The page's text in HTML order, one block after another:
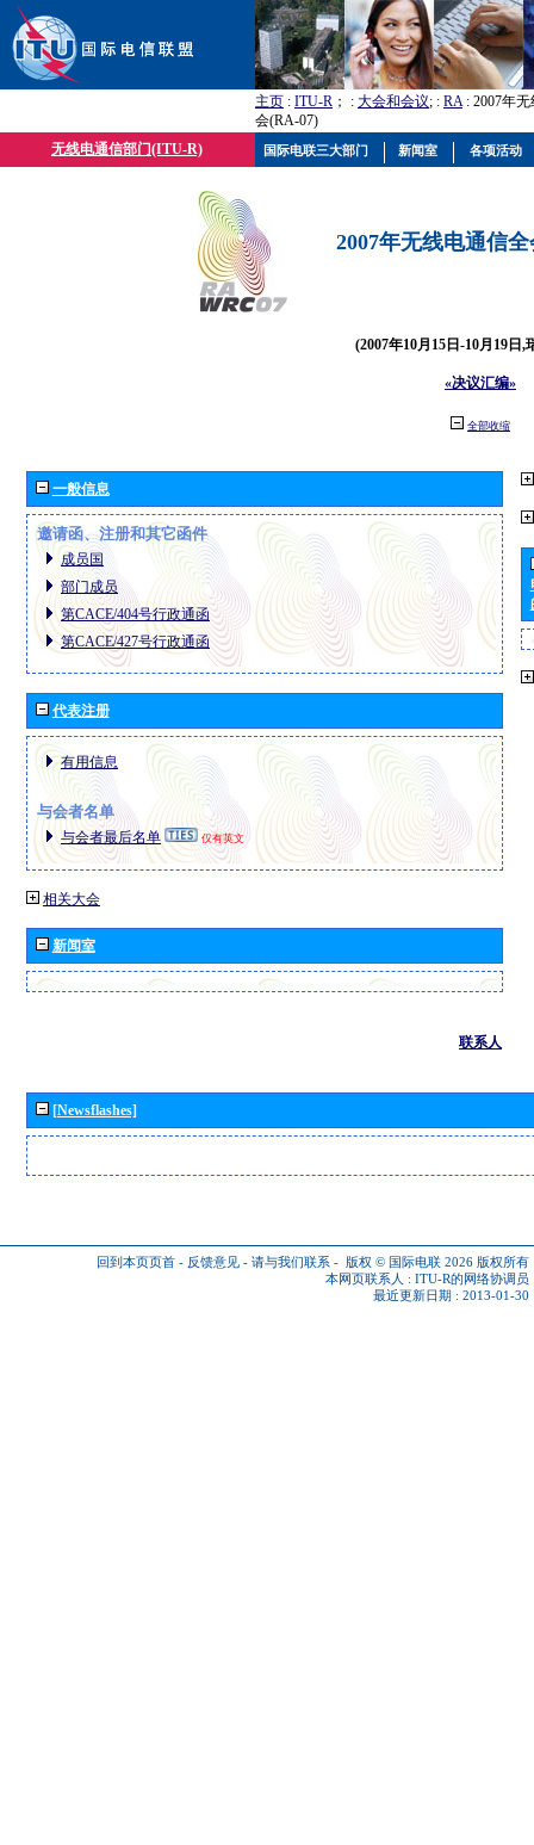
主页 : ITU-R ； : 大会和会议; : RA: 2007年
会(RA-07)
无线电通信部门(ITU-R)
2007年无线电通信
(2007年10月15日-10月19日,
«决议汇编»
全部收缩
一般信息
邀请函、注册和其它函件
成员国
部门成员
第CACE/404号行政通函
第CACE/427号行政通函
代表注册
有用信息
与会者名单
与会者最后名单 仅有英文
相关大会
新闻室
联系人
[Newsflashes]
回到本页页首 - 反馈意见 - 请与我们联系 - 版权 © 国际电联 2026 版权所有
本网页联系人 : ITU-R的网络协调员
最近更新日期 : 2013-01-30
国际电联三大部门 新闻室 各项活动